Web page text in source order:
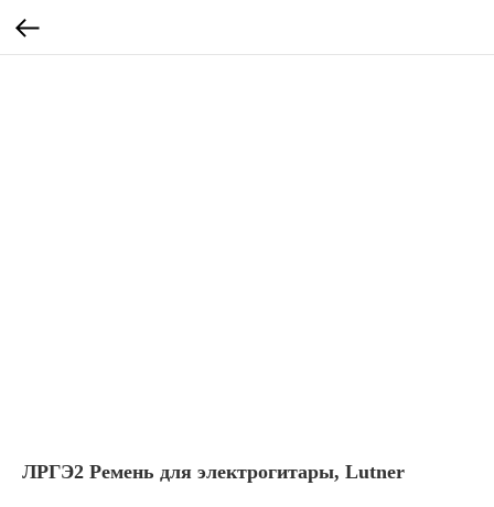
ЛРГЭ2 Ремень для электрогитары, Lutner